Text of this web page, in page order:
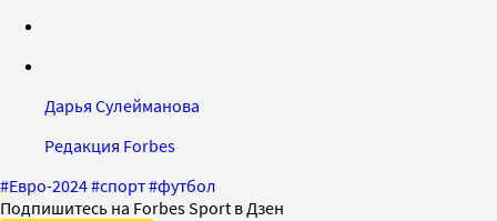
Дарья Сулейманова
Редакция Forbes
#Евро-2024#спорт#футбол
Подпишитесь на Forbes Sport в Дзен